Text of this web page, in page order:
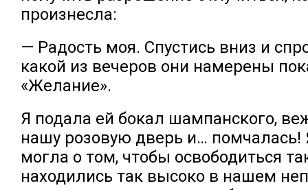
произнесла:
— Радость моя. Спустись вниз и
какой из вечеров они намерены
«Желание».
Я подала ей бокал шампанского,
нашу розовую дверь и… помчалась!
могла о том, чтобы освободиться
находились так высоко в нашем